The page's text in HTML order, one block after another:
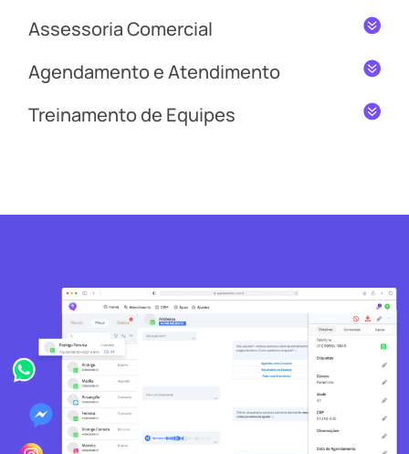
Assessoria Comercial
Agendamento e Atendimento
Treinamento de Equipes